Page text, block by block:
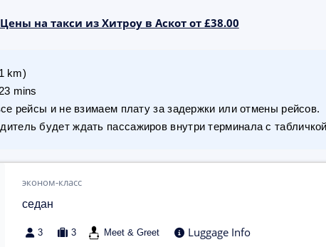
Цены на такси из Хитроу в Аскот от £38.00
km)
23 mins
рейсы и не взимаем плату за задержки или отмены рейсов.
будет ждать пассажиров внутри терминала с
эконом-класс
седан
3 3 Meet & Greet Luggage Info